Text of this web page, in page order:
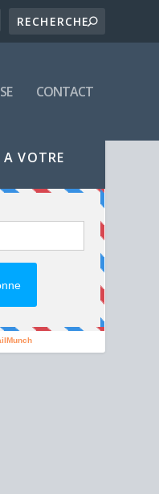
CONTACT
VOTRE